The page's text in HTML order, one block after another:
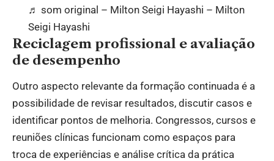
♬ som original – Milton Seigi Hayashi – Milton
Seigi Hayashi
Reciclagem profissional e avaliação
de desempenho
Outro aspecto relevante da formação continuada é a
possibilidade de revisar resultados, discutir casos e
identificar pontos de melhoria. Congressos, cursos e
reuniões clínicas funcionam como espaços para
troca de experiências e análise crítica da prática